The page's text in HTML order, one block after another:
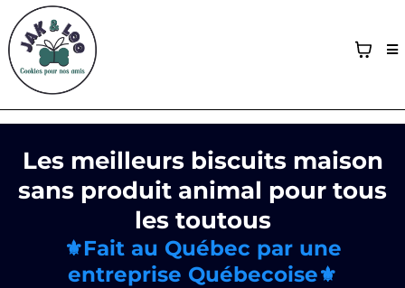
Les meilleurs biscuits maison
sans produit animal pour tous
les toutous
⚜️Fait au Québec par une
entreprise Québecoise⚜️